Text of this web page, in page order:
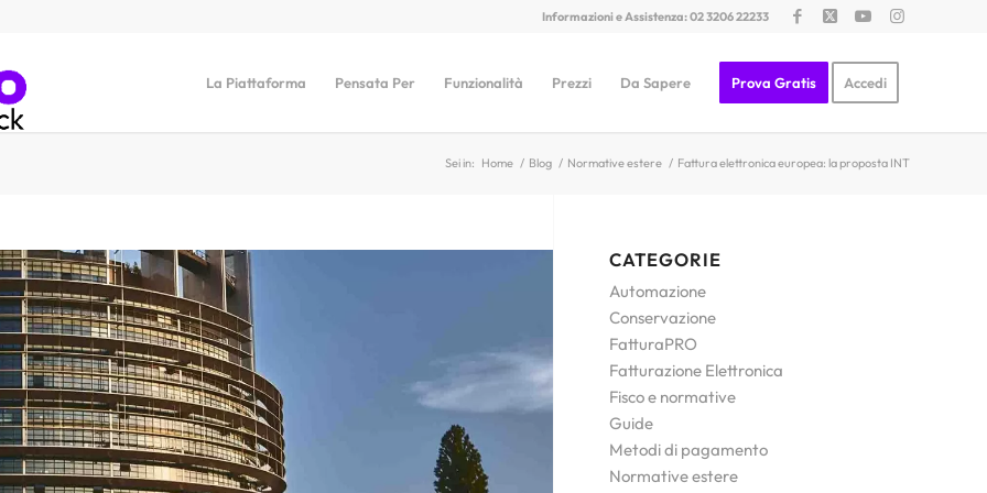
Informazioni e Assistenza: 02 3206 22233
La Piattaforma Pensata Per Funzionalità Prezzi Da Sapere Prova Gratis Accedi
Sei in: Home / Blog / Normative estere / Fattura elettronica europea: la proposta INT
CATEGORIE
Automazione
Conservazione
FatturaPRO
Fatturazione Elettronica
Fisco e normative
Guide
Metodi di pagamento
Normative estere